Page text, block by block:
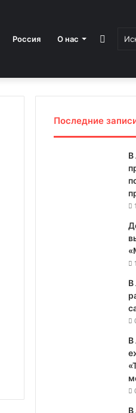
Россия О нас
Последние
В
В
В
В